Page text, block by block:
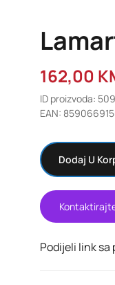
162,00
ID proizvoda:
EAN:
Dodaj U
Podijeli link